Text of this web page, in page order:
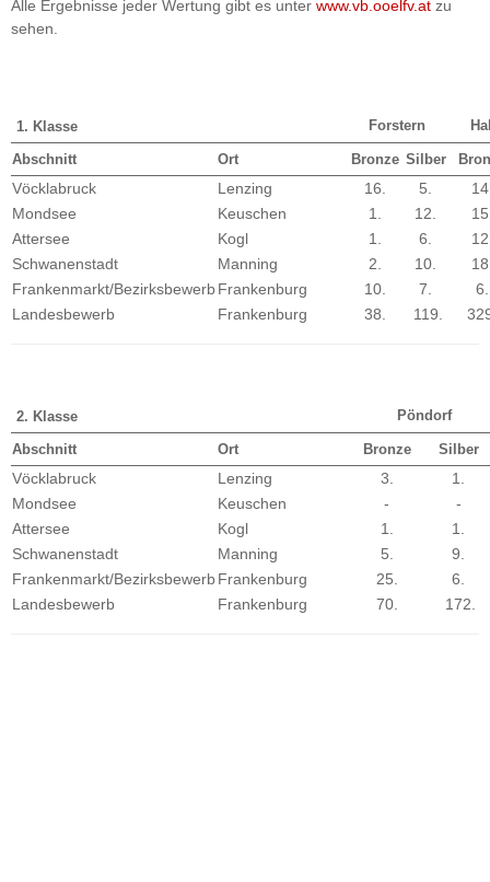
Alle Ergebnisse jeder Wertung gibt es unter www.vb.ooelfv.at zu
sehen.
1. Klasse Forstern
Abschnitt Ort Bronze Silber
Vöcklabruck Lenzing 16. 5.
Mondsee
Keuschen 1. 12.
Attersee
Kogl 1. 6.
Schwanenstadt
Manning 2. 10.
Frankenmarkt/BezirksbewerbFrankenburg 10. 7.
6.
Landesbewerb
Frankenburg 38. 119.
2. Klasse Pöndorf
Abschnitt Ort Bronze Silber
Vöcklabruck Lenzing 3.
1.
Mondsee
Keuschen -
-
Attersee
Kogl 1.
1.
Schwanenstadt
Manning 5.
9.
Frankenmarkt/BezirksbewerbFrankenburg 25.
6.
Landesbewerb
Frankenburg 70. 172.